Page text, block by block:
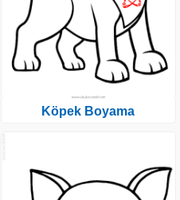
Köpek Boyama